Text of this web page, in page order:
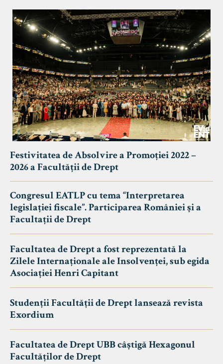
Festivitatea de Absolvire a Promoției 2022 –
2026 a Facultății de Drept
Congresul EATLP cu tema “Interpretarea
legislației fiscale”. Participarea României și a
Facultații de Drept
Facultatea de Drept a fost reprezentată la
Zilele Internaționale ale Insolvenței, sub egida
Asociației Henri Capitant
Studenții Facultății de Drept lansează revista
Exordium
Facultatea de Drept UBB câștigă Hexagonul
Facultăților de Drept